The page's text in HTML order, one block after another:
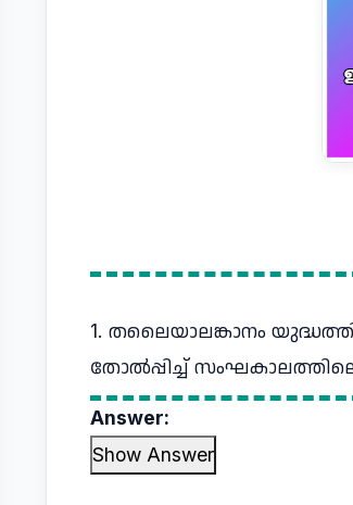
1. തലൈയാലങ്കാനം
തോൽപ്പിച്ച്
Answer:
Show Answer